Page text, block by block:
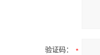
验证码：